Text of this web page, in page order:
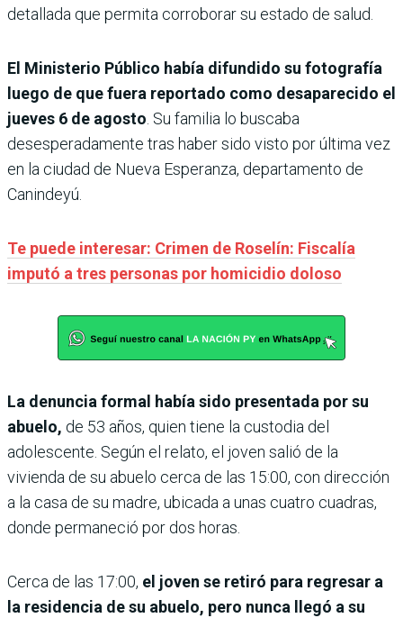
detallada que permita corroborar su estado de salud.
El Ministerio Público había difundido su fotografía
luego de que fuera reportado como desaparecido el
jueves 6 de agosto. Su familia lo buscaba
desesperadamente tras haber sido visto por última vez
en la ciudad de Nueva Esperanza, departamento de
Canindeyú.
Te puede interesar: Crimen de Roselín: Fiscalía
imputó a tres personas por homicidio doloso
La denuncia formal había sido presentada por su
abuelo, de 53 años, quien tiene la custodia del
adolescente. Según el relato, el joven salió de la
vivienda de su abuelo cerca de las 15:00, con dirección
a la casa de su madre, ubicada a unas cuatro cuadras,
donde permaneció por dos horas.
Cerca de las 17:00, el joven se retiró para regresar a
la residencia de su abuelo, pero nunca llegó a su